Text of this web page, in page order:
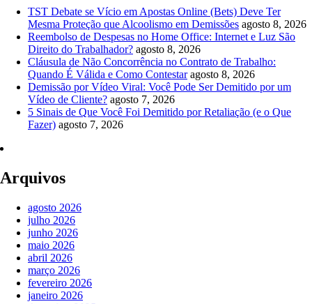
TST Debate se Vício em Apostas Online (Bets) Deve Ter
Mesma Proteção que Alcoolismo em Demissões agosto 8, 2026
Reembolso de Despesas no Home Office: Internet e Luz São
Direito do Trabalhador? agosto 8, 2026
Cláusula de Não Concorrência no Contrato de Trabalho:
Quando É Válida e Como Contestar agosto 8, 2026
Demissão por Vídeo Viral: Você Pode Ser Demitido por um
Vídeo de Cliente? agosto 7, 2026
5 Sinais de Que Você Foi Demitido por Retaliação (e o Que
Fazer) agosto 7, 2026
Arquivos
agosto 2026
julho 2026
junho 2026
maio 2026
abril 2026
março 2026
fevereiro 2026
janeiro 2026